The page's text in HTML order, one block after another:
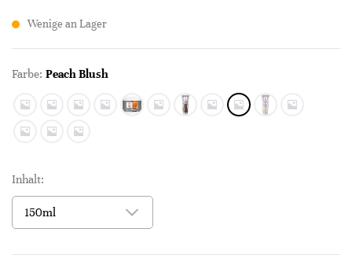
Wenige an Lager
Farbe: Peach Blush
Inhalt: